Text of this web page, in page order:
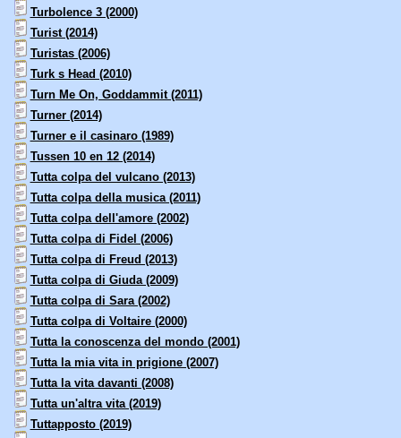
Turbolence 3 (2000)
Turist (2014)
Turistas (2006)
Turk s Head (2010)
Turn Me On, Goddammit (2011)
Turner (2014)
Turner e il casinaro (1989)
Tussen 10 en 12 (2014)
Tutta colpa del vulcano (2013)
Tutta colpa della musica (2011)
Tutta colpa dell'amore (2002)
Tutta colpa di Fidel (2006)
Tutta colpa di Freud (2013)
Tutta colpa di Giuda (2009)
Tutta colpa di Sara (2002)
Tutta colpa di Voltaire (2000)
Tutta la conoscenza del mondo (2001)
Tutta la mia vita in prigione (2007)
Tutta la vita davanti (2008)
Tutta un'altra vita (2019)
Tuttapposto (2019)